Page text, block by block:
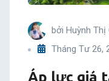
dụng
khiến
bởi Huỳnh Thị
Tháng Tư 26,
Áp lực giá